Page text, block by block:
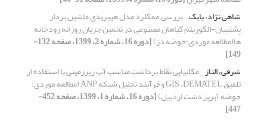
شاهی نژاد، بابک بررسی عمکلرد مدل هیبریدی ماشین بردار
پشتیبان-الگوریتم گیاهان مصنوعی در تخمین جریان روزانه رودخانه
ها(مطالعه موردی:حوضه دز) [دوره 16، شماره 2، 1399، صفحه 132-
149]
شرقی، الناز مکانیابی نقاط برداشت مناسب آب زیرزمینی با استفاده از
تلفیق GIS ،DEMATEL و فرآیند تحلیل شبکه ANP (مطالعه موردی:
حوضه آبریز دشت اردبیل) [دوره 16، شماره 1، 1399، صفحه 452-
447]